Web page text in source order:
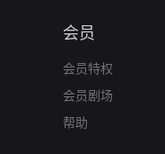
会员
会员特权
会员剧场
帮助